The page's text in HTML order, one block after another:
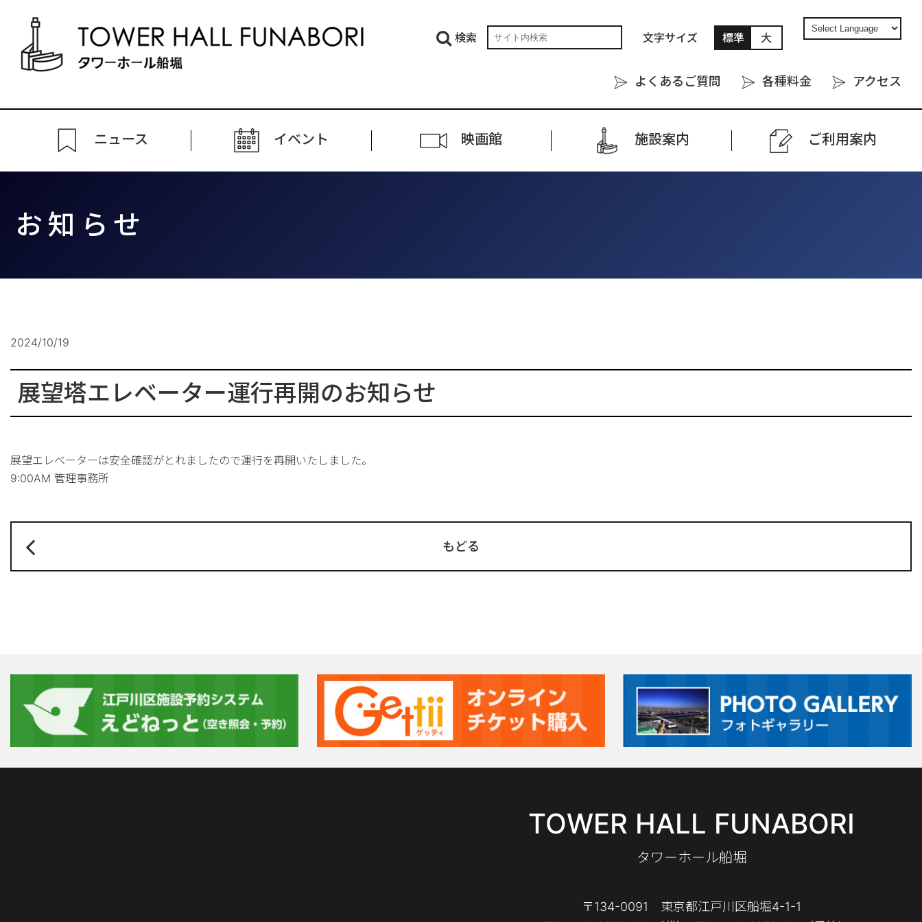
検索 文字サイズ 標準 大
よくあるご質問 各種料金 アクセス
ニュース イベント 映画館 施設案内 ご利⽤案内
お知らせ
2024/10/19
展望塔エレベーター運行再開のお知らせ
展望エレベーターは安全確認がとれましたので運行を再開いたしました。
9:00AM 管理事務所
もどる
TOWER HALL FUNABORI
タワーホール船堀
〒134-0091 東京都江戸川区船堀4-1-1